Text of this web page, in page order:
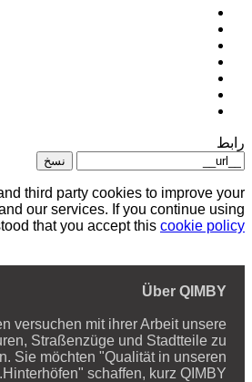
رابط
نسخ
third party cookies to improve your
our services. If you continue using
that you accept this cookie policy
Über QIMBY
versuchen mit ihrer Arbeit unsere
Straßenzüge und Stadtteile zu
Sie möchten "Qualität in unseren
Hinterhöfen" schaffen, kurz QIMBY.